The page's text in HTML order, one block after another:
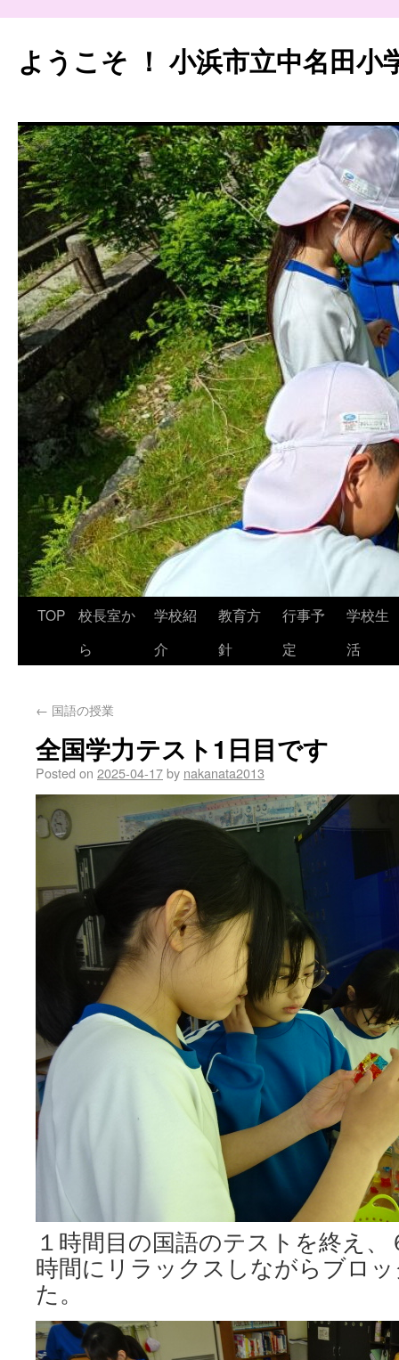
ようこそ ！ 小浜市立中名田小
TOP
校長室か
ら
学校紹
介
教育方
針
行事予
定
学校生
活
← 国語の授業
全国学力テスト1日目です
Posted on 2025-04-17by nakanata2013
１時間目の国語のテストを終え
時間にリラックスしながらブロ
た。